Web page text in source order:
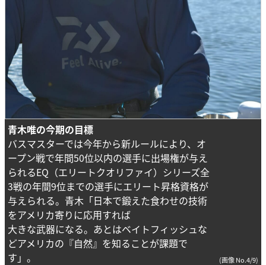
青木唯の今期の目標
バスマスターでは今年から新ルールにより、オ
ープン戦で年間50位以内の選手に出場権が与え
られるEQ（エリートクオリファイ）シリーズ全
3戦の年間9位までの選手にエリート昇格資格が
与えられる。青木「日本で鍛えた食わせの技術
をアメリカ寄りに応用すれば
大きな武器になる。あとはベイトフィッシュな
どアメリカの『自然』を知ることが課題で
す」。
(画像 No.4/9)